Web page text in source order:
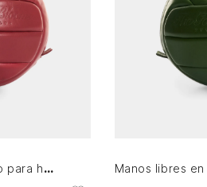
Manos libres en cuero para hombre Balón